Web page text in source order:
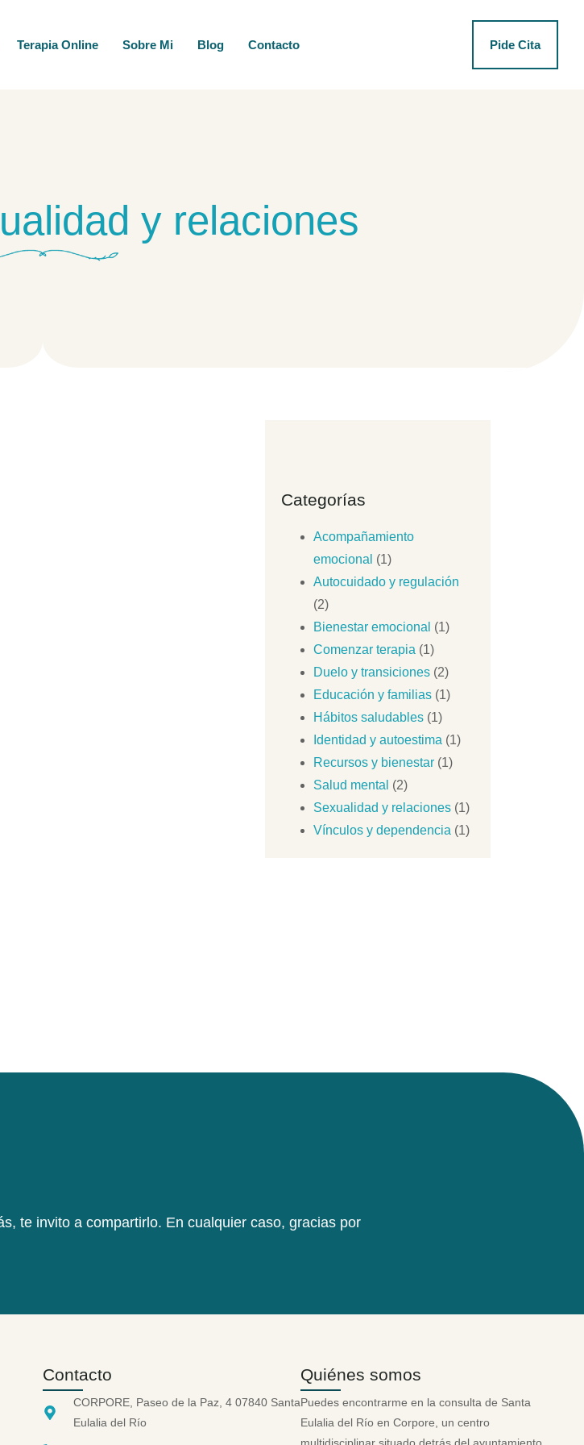
Terapia Online Sobre Mi Blog Contacto Pide Cita
y relaciones
Categorías
Acompañamiento
emocional (1)
Autocuidado y regulación
(2)
Bienestar emocional (1)
Comenzar terapia (1)
Duelo y transiciones (2)
Educación y familias (1)
Hábitos saludables (1)
Identidad y autoestima (1)
Recursos y bienestar (1)
Salud mental (2)
Sexualidad y relaciones (1)
Vínculos y dependencia (1)
te invito a compartirlo. En cualquier caso, gracias por
Contacto
CORPORE, Paseo de la Paz, 4 07840 Santa
Eulalia del Río
Quiénes somos
Puedes encontrarme en la consulta de Santa
Eulalia del Río en Corpore, un centro